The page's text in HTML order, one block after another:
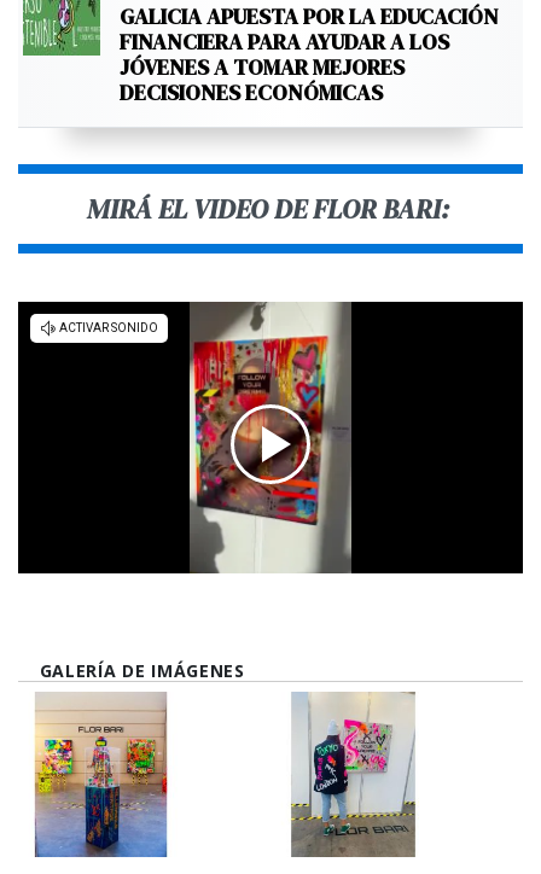
GALICIA APUESTA POR LA EDUCACIÓN
FINANCIERA PARA AYUDAR A LOS
JÓVENES A TOMAR MEJORES
DECISIONES ECONÓMICAS
MIRÁ EL VIDEO DE FLOR BARI:
GALERÍA DE IMÁGENES